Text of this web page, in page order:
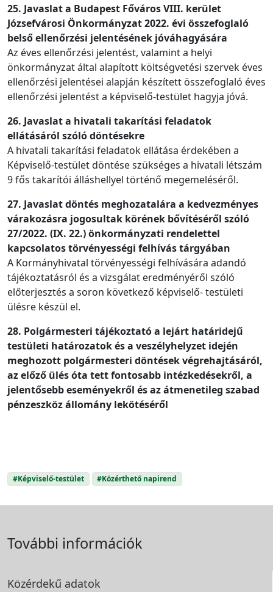
25. Javaslat a Budapest Főváros VIII. kerület
Józsefvárosi Önkormányzat 2022. évi összefoglaló
belső ellenőrzési jelentésének jóváhagyására
Az éves ellenőrzési jelentést, valamint a helyi
önkormányzat által alapított költségvetési szervek éves
ellenőrzési jelentései alapján készített összefoglaló éves
ellenőrzési jelentést a képviselő-testület hagyja jóvá.
26. Javaslat a hivatali takarítási feladatok
ellátásáról szóló döntésekre
A hivatali takarítási feladatok ellátása érdekében a
Képviselő-testület döntése szükséges a hivatali létszám
9 fős takarítói álláshellyel történő megemeléséről.
27. Javaslat döntés meghozatalára a kedvezményes
várakozásra jogosultak körének bővítéséről szóló
27/2022. (IX. 22.) önkormányzati rendelettel
kapcsolatos törvényességi felhívás tárgyában
A Kormányhivatal törvényességi felhívására adandó
tájékoztatásról és a vizsgálat eredményéről szóló
előterjesztés a soron következő képviselő- testületi
ülésre készül el.
28. Polgármesteri tájékoztató a lejárt határidejű
testületi határozatok és a veszélyhelyzet idején
meghozott polgármesteri döntések végrehajtásáról,
az előző ülés óta tett fontosabb intézkedésekről, a
jelentősebb eseményekről és az átmenetileg szabad
pénzeszköz állomány lekötéséről
#Képviselő-testület #Közérthető napirend
További információk
Közérdekű adatok